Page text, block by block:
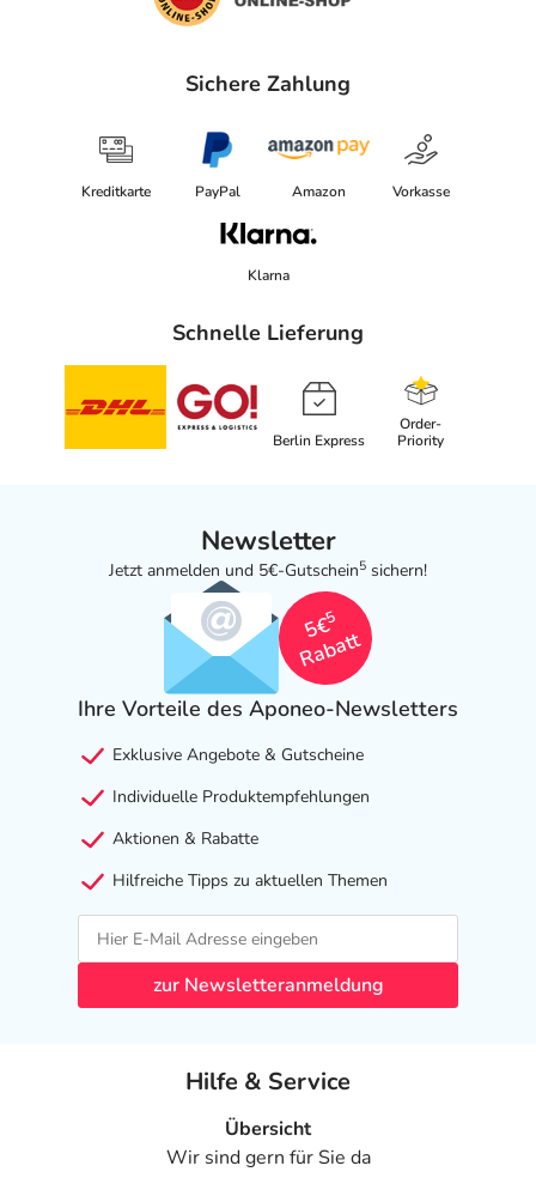
Sichere Zahlung
Kreditkarte PayPal Amazon Vorkasse
Klarna
Schnelle Lieferung
Berlin Express
Order-
Priority
Newsletter
Jetzt anmelden und 5€-Gutschein5 sichern!
5€
5
Rabatt
Ihre Vorteile des Aponeo-Newsletters
Exklusive Angebote & Gutscheine
Individuelle Produktempfehlungen
Aktionen & Rabatte
Hilfreiche Tipps zu aktuellen Themen
zur Newsletteranmeldung
Hilfe & Service
Übersicht
Wir sind gern für Sie da